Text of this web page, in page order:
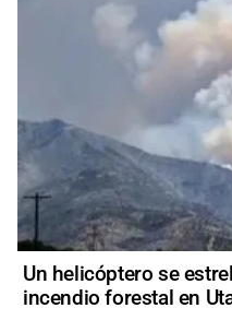
Un helicóptero se
incendio forestal en